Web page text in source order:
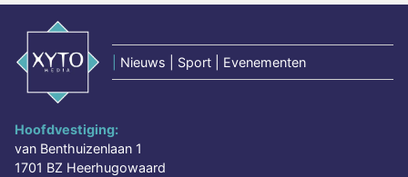
Nieuws | Sport | Evenementen
Hoofdvestiging:
van Benthuizenlaan 1
1701 BZ Heerhugowaard